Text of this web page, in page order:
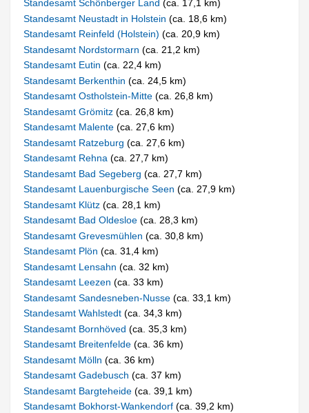
Standesamt Schönberger Land(ca. 17,1 km)
Standesamt Neustadt in Holstein(ca. 18,6 km)
Standesamt Reinfeld (Holstein)(ca. 20,9 km)
Standesamt Nordstormarn(ca. 21,2 km)
Standesamt Eutin(ca. 22,4 km)
Standesamt Berkenthin(ca. 24,5 km)
Standesamt Ostholstein-Mitte(ca. 26,8 km)
Standesamt Grömitz(ca. 26,8 km)
Standesamt Malente(ca. 27,6 km)
Standesamt Ratzeburg(ca. 27,6 km)
Standesamt Rehna(ca. 27,7 km)
Standesamt Bad Segeberg(ca. 27,7 km)
Standesamt Lauenburgische Seen(ca. 27,9 km)
Standesamt Klütz(ca. 28,1 km)
Standesamt Bad Oldesloe(ca. 28,3 km)
Standesamt Grevesmühlen(ca. 30,8 km)
Standesamt Plön(ca. 31,4 km)
Standesamt Lensahn(ca. 32 km)
Standesamt Leezen(ca. 33 km)
Standesamt Sandesneben-Nusse(ca. 33,1 km)
Standesamt Wahlstedt(ca. 34,3 km)
Standesamt Bornhöved(ca. 35,3 km)
Standesamt Breitenfelde(ca. 36 km)
Standesamt Mölln(ca. 36 km)
Standesamt Gadebusch(ca. 37 km)
Standesamt Bargteheide(ca. 39,1 km)
Standesamt Bokhorst-Wankendorf(ca. 39,2 km)